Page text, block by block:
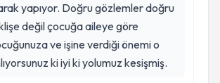
yapıyor. Doğru gözlemler doğru
değil çocuğa aileye göre
ve işine verdiği önemi o
ki iyi ki yolumuz kesişmiş.